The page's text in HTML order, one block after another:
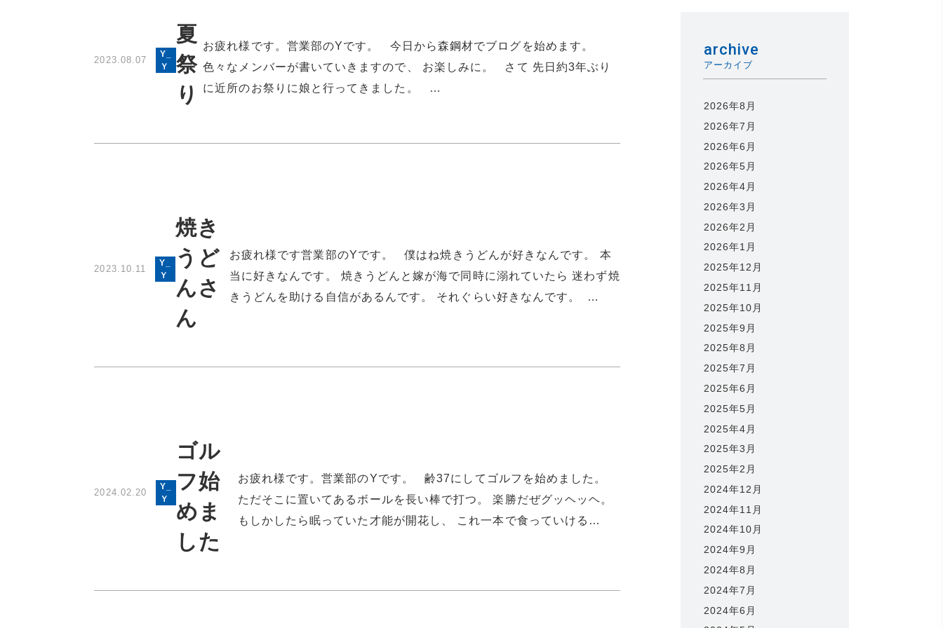
2023.08.07
Y_
Ｙ
夏
祭
り
お疲れ様です。営業部のYです。 今日から森鋼材でブログを始めます。
色々なメンバーが書いていきますので、 お楽しみに。 さて 先日約3年ぶり
に近所のお祭りに娘と行ってきました。 …
2023.10.11
Y_
Ｙ
焼き
うど
んさ
ん
お疲れ様です営業部のYです。 僕はね焼きうどんが好きなんです。 本
当に好きなんです。 焼きうどんと嫁が海で同時に溺れていたら 迷わず焼
きうどんを助ける自信があるんです。 それぐらい好きなんです。 …
2024.02.20
Y_
Ｙ
ゴル
フ始
めま
した
お疲れ様です。営業部のYです。 齢37にしてゴルフを始めました。
ただそこに置いてあるボールを長い棒で打つ。 楽勝だぜグッヘッヘ。
もしかしたら眠っていた才能が開花し、 これ一本で食っていける…
archive
アーカイブ
2026年8月
2026年7月
2026年6月
2026年5月
2026年4月
2026年3月
2026年2月
2026年1月
2025年12月
2025年11月
2025年10月
2025年9月
2025年8月
2025年7月
2025年6月
2025年5月
2025年4月
2025年3月
2025年2月
2024年12月
2024年11月
2024年10月
2024年9月
2024年8月
2024年7月
2024年6月